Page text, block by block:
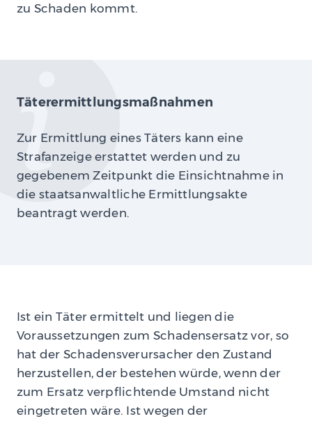
zu Schaden kommt.
Täterermittlungsmaßnahmen
Zur Ermittlung eines Täters kann eine
Strafanzeige erstattet werden und zu
gegebenem Zeitpunkt die Einsichtnahme in
die staatsanwaltliche Ermittlungsakte
beantragt werden.
Ist ein Täter ermittelt und liegen die
Voraussetzungen zum Schadensersatz vor, so
hat der Schadensverursacher den Zustand
herzustellen, der bestehen würde, wenn der
zum Ersatz verpflichtende Umstand nicht
eingetreten wäre. Ist wegen der